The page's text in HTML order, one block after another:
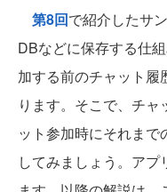
第8回で紹介したサ
DBなどに保存する仕
加する前のチャット履
ります。そこで、チ
ット参加時にそれま
してみましょう。ア